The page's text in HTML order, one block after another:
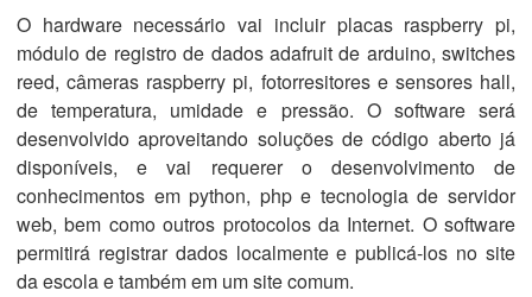
O hardware necessário vai incluir placas raspberry pi,
módulo de registro de dados adafruit de arduino, switches
reed, câmeras raspberry pi, fotorresitores e sensores hall,
de temperatura, umidade e pressão. O software será
desenvolvido aproveitando soluções de código aberto já
disponíveis, e vai requerer o desenvolvimento de
conhecimentos em python, php e tecnologia de servidor
web, bem como outros protocolos da Internet. O software
permitirá registrar dados localmente e publicá-los no site
da escola e também em um site comum.